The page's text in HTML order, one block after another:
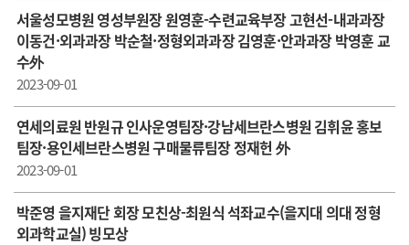
서울성모병원 영성부원장 원영훈-수련교육부장 고현선-내과과장
이동건·외과과장 박순철·정형외과과장 김영훈·안과과장 박영훈 교
수外
2023-09-01
연세의료원 반원규 인사운영팀장·강남세브란스병원 김휘윤 홍보
팀장·용인세브란스병원 구매물류팀장 정재헌 外
2023-09-01
박준영 을지재단 회장 모친상-최원식 석좌교수(을지대 의대 정형
외과학교실) 빙모상